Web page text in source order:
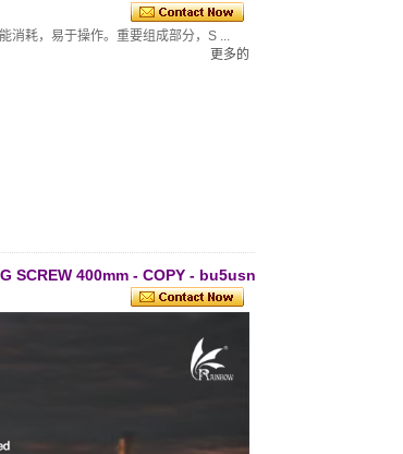
消耗，易于操作。重要组成部分，S ...
更多的
SCREW 400mm - COPY - bu5usn